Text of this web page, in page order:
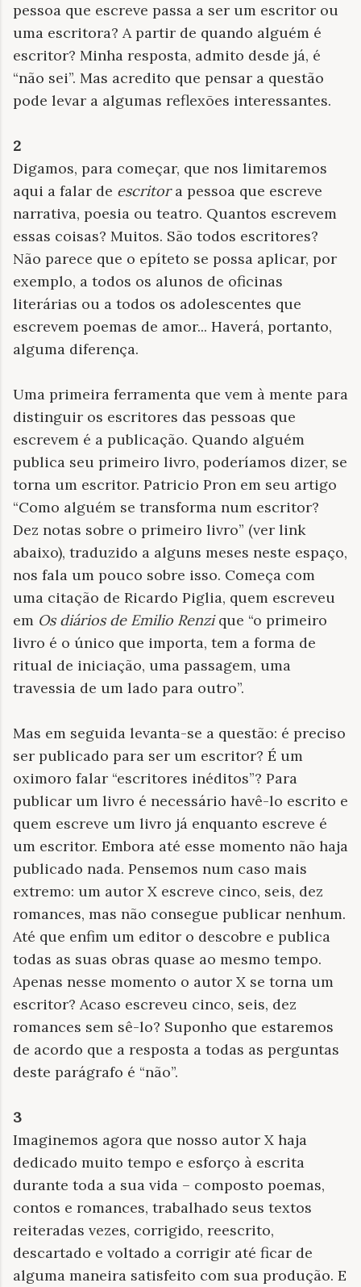
pessoa que escreve passa a ser um escritor ou
uma escritora? A partir de quando alguém é
escritor? Minha resposta, admito desde já, é
“não sei”. Mas acredito que pensar a questão
pode levar a algumas reflexões interessantes.
2
Digamos, para começar, que nos limitaremos
aqui a falar de escritora pessoa que escreve
narrativa, poesia ou teatro. Quantos escrevem
essas coisas? Muitos. São todos escritores?
Não parece que o epíteto se possa aplicar, por
exemplo, a todos os alunos de oficinas
literárias ou a todos os adolescentes que
escrevem poemas de amor... Haverá, portanto,
alguma diferença.
Uma primeira ferramenta que vem à mente para
distinguir os escritores das pessoas que
escrevem é a publicação. Quando alguém
publica seu primeiro livro, poderíamos dizer, se
torna um escritor. Patricio Pron em seu artigo
“Como alguém se transforma num escritor?
Dez notas sobre o primeiro livro” (ver link
abaixo), traduzido a alguns meses neste espaço,
nos fala um pouco sobre isso. Começa com
uma citação de Ricardo Piglia, quem escreveu
em Os diários de Emilio Renzique “o primeiro
livro é o único que importa, tem a forma de
ritual de iniciação, uma passagem, uma
travessia de um lado para outro”.
Mas em seguida levanta-se a questão: é preciso
ser publicado para ser um escritor? É um
oximoro falar “escritores inéditos”? Para
publicar um livro é necessário havê-lo escrito e
quem escreve um livro já enquanto escreve é
um escritor. Embora até esse momento não haja
publicado nada. Pensemos num caso mais
extremo: um autor X escreve cinco, seis, dez
romances, mas não consegue publicar nenhum.
Até que enfim um editor o descobre e publica
todas as suas obras quase ao mesmo tempo.
Apenas nesse momento o autor X se torna um
escritor? Acaso escreveu cinco, seis, dez
romances sem sê-lo? Suponho que estaremos
de acordo que a resposta a todas as perguntas
deste parágrafo é “não”.
3
Imaginemos agora que nosso autor X haja
dedicado muito tempo e esforço à escrita
durante toda a sua vida – composto poemas,
contos e romances, trabalhado seus textos
reiteradas vezes, corrigido, reescrito,
descartado e voltado a corrigir até ficar de
alguma maneira satisfeito com sua produção. E